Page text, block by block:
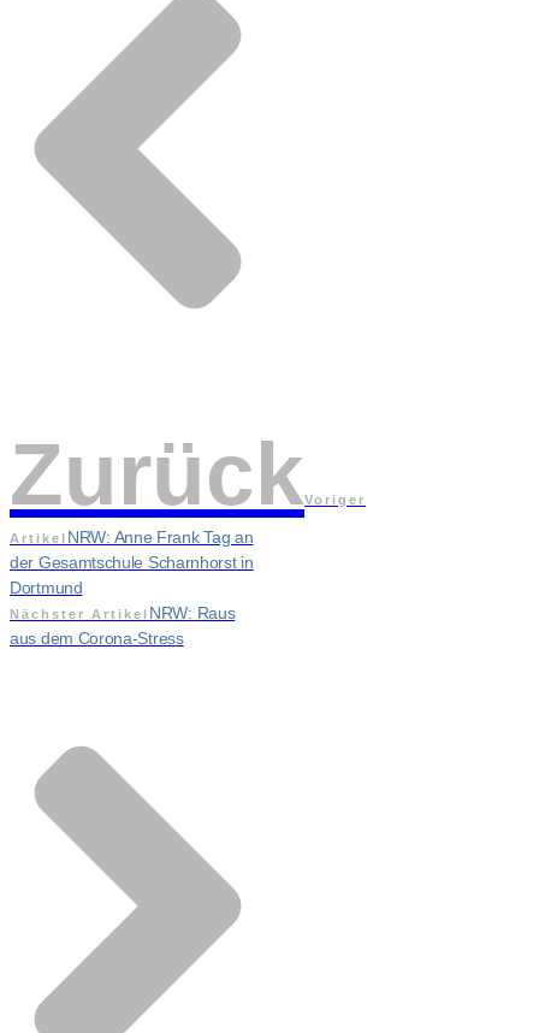
ZurückVoriger
Artikel NRW: Anne Frank Tag an
der Gesamtschule Scharnhorst in
Dortmund
Nächster Artikel NRW: Raus
aus dem Corona-Stress